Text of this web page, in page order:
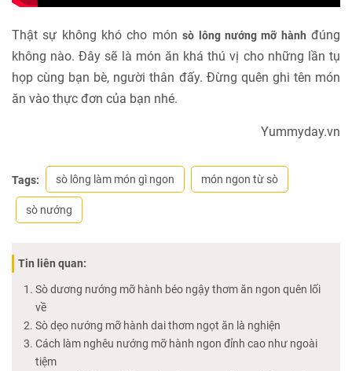
Thật sự không khó cho mónsò lông nướng mỡ hành đúng
không nào. Đây sẽ là món ăn khá thú vị cho những lần tụ
họp cùng bạn bè, người thân đấy. Đừng quên ghi tên món
ăn vào thực đơn của bạn nhé.
Yummyday.vn
Tags: sò lông làm món gì ngon món ngon từ sò
sò nướng
Tin liên quan:
Sò dương nướng mỡ hành béo ngậy thơm ăn ngon quên lối
về
Sò dẹo nướng mỡ hành dai thơm ngọt ăn là nghiện
Cách làm nghêu nướng mỡ hành ngon đỉnh cao như ngoài
tiệm